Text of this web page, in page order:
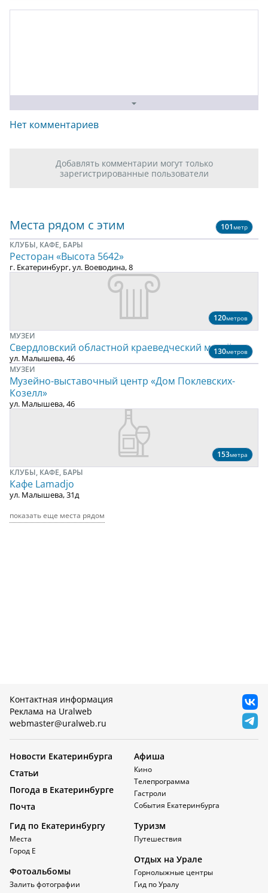
Нет комментариев
Добавлять комментарии могут только
зарегистрированные пользователи
Места рядом с этим 101метр
КЛУБЫ, КАФЕ, БАРЫ
Ресторан «Высота 5642»
г. Екатеринбург, ул. Воеводина, 8
120метров
МУЗЕИ
Свердловский областной краеведческий музей
ул. Малышева, 46
130метров
МУЗЕИ
Музейно-выставочный центр «Дом Поклевских-
Козелл»
ул. Малышева, 46
153метра
КЛУБЫ, КАФЕ, БАРЫ
Кафе Lamadjo
ул. Малышева, 31д
показать еще места рядом
Контактная информация
Реклама на Uralweb
webmaster@uralweb.ru
Новости Екатеринбурга
Статьи
Погода в Екатеринбурге
Почта
Афиша
Кино
Телепрограмма
Гастроли
События Екатеринбурга
Гид по Екатеринбургу
Места
Город Е
Фотоальбомы
Залить фотографии
Туризм
Путешествия
Отдых на Урале
Горнолыжные центры
Гид по Уралу